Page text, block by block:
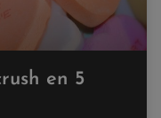
en 5